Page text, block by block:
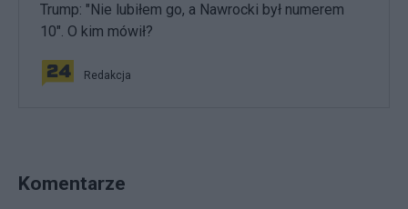
Trump: "Nie lubiłem go, a Nawrocki był numerem
10". O kim mówił?
Redakcja
Komentarze